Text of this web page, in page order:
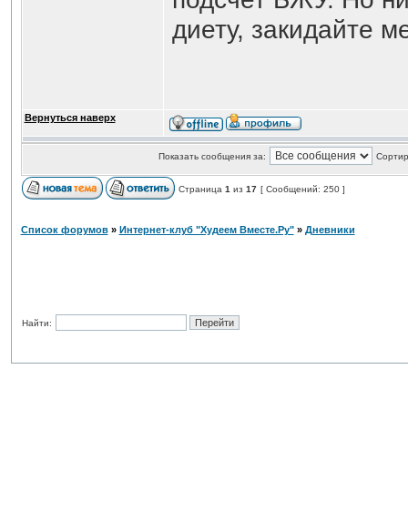
диету, закидайте
Вернуться наверх
Показать сообщения за:
Страница 1 из 17 [ Сообщений: 250 ]
Список форумов» Интернет-клуб "Худеем Вместе.Ру"» Дневники
Найти: